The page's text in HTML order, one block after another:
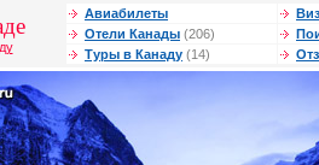
Авиабилеты
Отели Канады (206)
Туры в Канаду (14)